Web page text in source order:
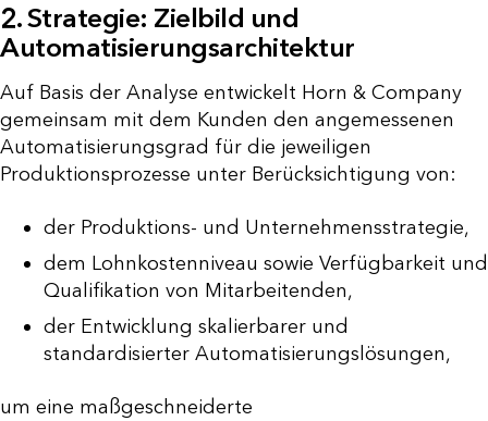
2. Strategie: Zielbild und
Automatisierungsarchitektur
Auf Basis der Analyse entwickelt Horn & Company
gemeinsam mit dem Kunden den angemessenen
Automatisierungsgrad für die jeweiligen
Produktionsprozesse unter Berücksichtigung von:
der Produktions- und Unternehmensstrategie,
dem Lohnkostenniveau sowie Verfügbarkeit und
Qualifikation von Mitarbeitenden,
der Entwicklung skalierbarer und
standardisierter Automatisierungslösungen,
um eine maßgeschneiderte